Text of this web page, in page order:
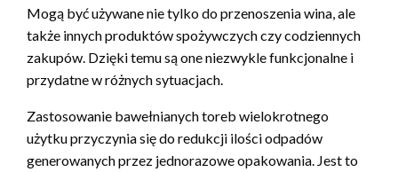
Mogą być używane nie tylko do przenoszenia wina, ale
także innych produktów spożywczych czy codziennych
zakupów. Dzięki temu są one niezwykle funkcjonalne i
przydatne w różnych sytuacjach.
Zastosowanie bawełnianych toreb wielokrotnego
użytku przyczynia się do redukcji ilości odpadów
generowanych przez jednorazowe opakowania. Jest to